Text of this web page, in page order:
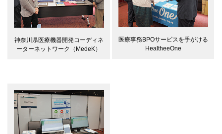
神奈川県医療機器開発コーディネ
ーターネットワーク（MedeK）
医療事務BPOサービスを手がける
HealtheeOne